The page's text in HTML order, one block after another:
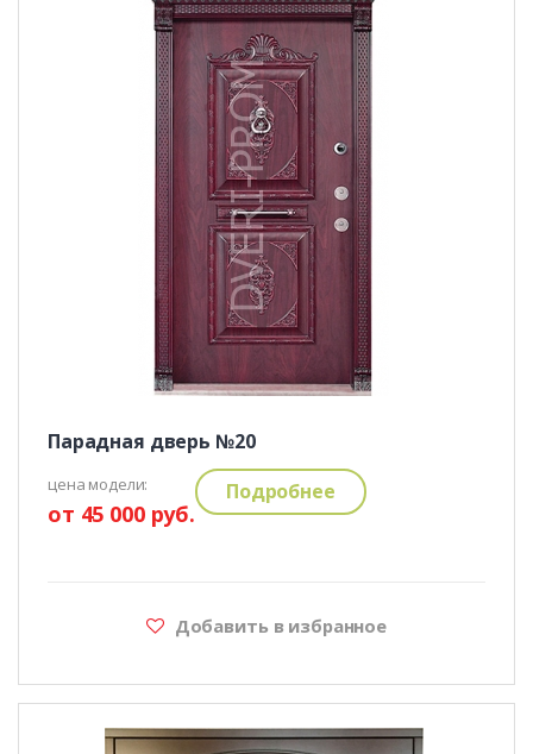
Парадная дверь №20
цена модели:
от 45 000 руб.
Подробнее
Добавить в избранное